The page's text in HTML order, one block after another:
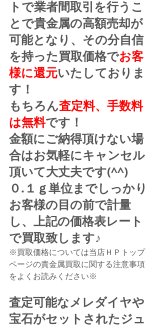
トで業者間取引を行うこ
とで貴金属の高額売却が
可能となり、その分自信
を持った買取価格でお客
様に還元いたしておりま
す！
もちろん査定料、手数料
は無料です！
金額にご納得頂けない場
合はお気軽にキャンセル
頂いて大丈夫です(^^)
０.１ｇ単位までしっかり
お客様の目の前で計量
し、上記の価格表レート
で買取致します♪
※買取価格については当店ＨＰトップ
ページの貴金属買取に関する注意事項
をよくお読みください※
査定可能なメレダイヤや
宝石がセットされたジュ